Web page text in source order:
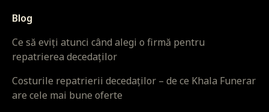
Blog
Ce să eviți atunci când alegi o firmă pentru
repatrierea decedaților
Costurile repatrierii decedaților – de ce Khala Funerar
are cele mai bune oferte